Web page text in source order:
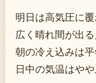
明日は高気圧に覆
広く晴れ間が出る
朝の冷え込みは平
日中の気温はやや